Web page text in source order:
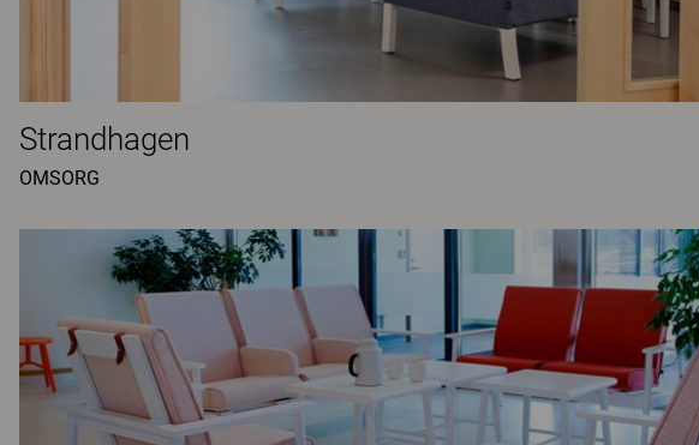
Strandhagen
OMSORG